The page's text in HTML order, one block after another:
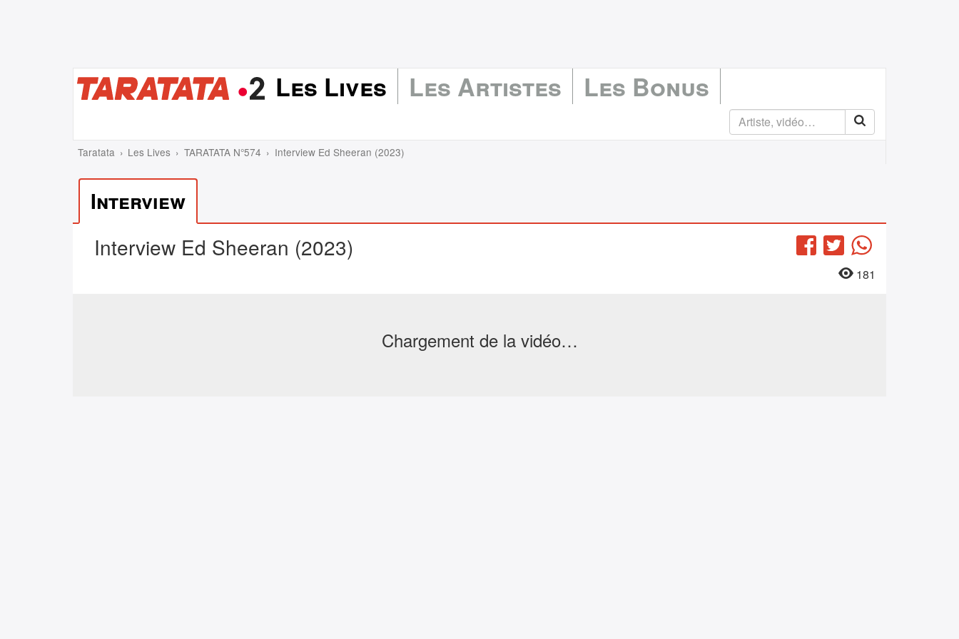
Les Lives Les Artistes Les Bonus
Taratata Les Lives TARATATA N°574 Interview Ed Sheeran (2023)
Interview
Interview Ed Sheeran (2023) Facebook
TwitterWhatsApp
181
Chargement de la vidéo…